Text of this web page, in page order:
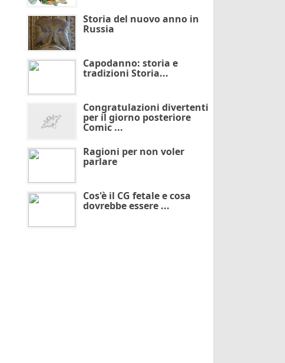
Storia del nuovo anno in
Russia
Capodanno: storia e
tradizioni Storia...
Congratulazioni divertenti
per il giorno posteriore
Comic ...
Ragioni per non voler
parlare
Cos'è il CG fetale e cosa
dovrebbe essere ...